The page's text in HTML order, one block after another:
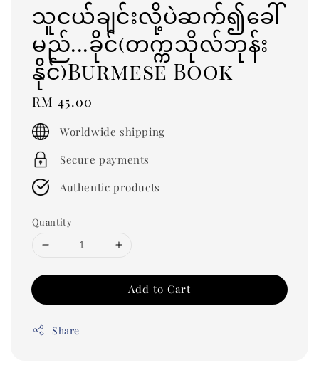
သူငယ်ချင်းလို့ပဲဆက်၍ခေါ်
မည်...ခိုင်(တက္ကသိုလ်ဘုန်း
နိုင်)Burmese Book
Regular
price
RM 45.00
Worldwide shipping
Secure payments
Authentic products
Quantity
Add to Cart
Share